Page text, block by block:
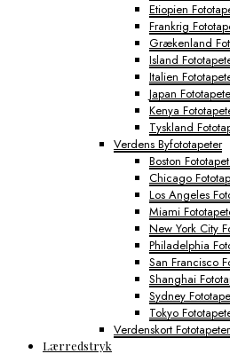
Etiopien
Frankrig
Grækenland
Island
Italien
Japan
Kenya
Tyskland
Verdens Byfototapeter
Boston
Chicago
Los Angeles
Miami
New York City
Philadelphia
San Francisco
Shanghai
Sydney
Tokyo
Verdenskort Fototapeter
Lærredstryk